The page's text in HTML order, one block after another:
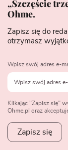
„Szczęście
Ohme.
Zapisz się do
otrzymasz
Wpisz swój adres e-
Klikając "Zapisz się"
Ohme.pl oraz
Zapisz się